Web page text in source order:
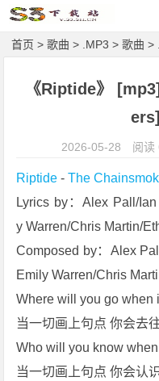
首页 >歌曲 > .MP3 >歌曲 >
《Riptide》
2026-05-28 阅读
Riptide - The
Lyrics by：Alex Pall/Ian
y Warren/Chris Martin/
Composed by：Alex
Emily Warren/Chris
Where will you go when
当一切画上句点 你会去
Who will you know
当一切画上句点 你会认